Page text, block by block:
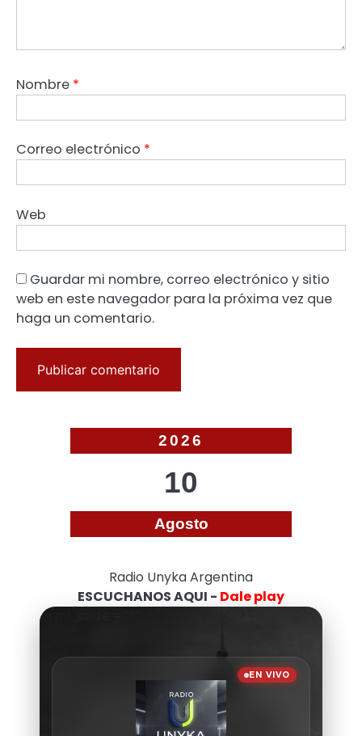
Nombre *
Correo electrónico *
Web
Guardar mi nombre, correo electrónico y sitio
web en este navegador para la próxima vez que
haga un comentario.
2026
10
Agosto
Radio Unyka Argentina
ESCUCHANOS AQUI - Dale play